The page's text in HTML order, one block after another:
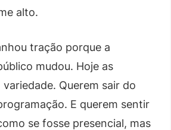
alto.
tração porque a
mudou. Hoje as
Querem sair do
E querem sentir
se fosse presencial, mas